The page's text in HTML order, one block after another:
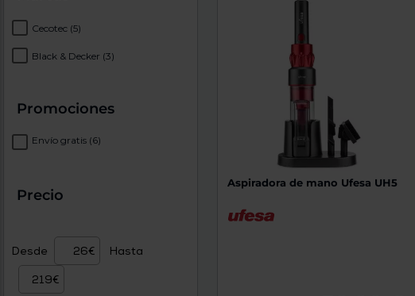
Cecotec (5)
Black & Decker (3)
Promociones
Envío gratis (6)
Precio
Desde Hasta
Aspiradora de mano Ufesa UH5